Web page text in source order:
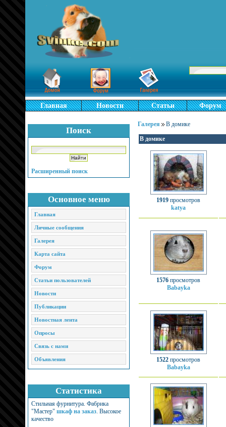
Главная Новости Статьи Форум
Поиск
Расширенный поиск
Основное меню
Главная
Личные сообщения
Галерея
Карта сайта
Форум
Статьи пользователей
Новости
Публикации
Новостная лента
Опросы
Связь с нами
Объявления
Статистика
Стильная фурнитура. Фабрика
"Мастер" шкаф на заказ. Высокое
качество
Галерея В домике
В домике
1919 просмотров
katya
1576 просмотров
Babayka
1522 просмотров
Babayka